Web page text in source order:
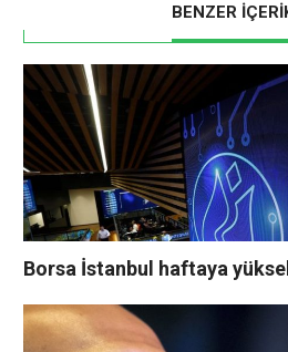
BENZER
Borsa İstanbul haftaya